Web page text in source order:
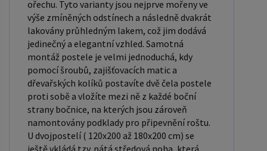
matrací, nočními stolky, komodou, skříní i úložným
prostorem. Postele o rozměru 120x200 cm a
140x200 cm jsou považovány za velmi komfortní
jednolůžka. Tento rozměr postele je ideální pro
jednotlivce, kteří hledají více prostoru než
standardní jednolůžko nabízí. Rozměry postele
160x200 cm a 180x200 cm jsou považovány za
standardní pro dvoulůžkovou postel. Před
nákupem postele se ujistěte, že máte dostatek
ořechu. Tyto varianty jsou nejprve mořeny ve
výše zmíněných odstínech a následně dvakrát
lakovány průhledným lakem, což jim dodává
jedinečný a elegantní vzhled. Samotná
montáž postele je velmi jednoduchá, kdy
pomocí šroubů, zajišťovacích matic a
dřevařských kolíků postavíte dvě čela postele
proti sobě a vložíte mezi ně z každé boční
strany bočnice, na kterých jsou zároveň
namontovány podklady pro připevnění roštu.
U dvojpostelí ( 120x200 až 180x200 cm) se
ještě vkládá tzv. pátá středová noha, která